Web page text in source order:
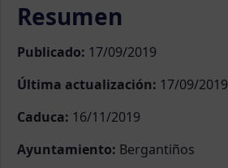
Resumen
Publicado: 17/09/2019
Última actualización: 17/09/2019
Caduca: 16/11/2019
Ayuntamiento: Bergantiños